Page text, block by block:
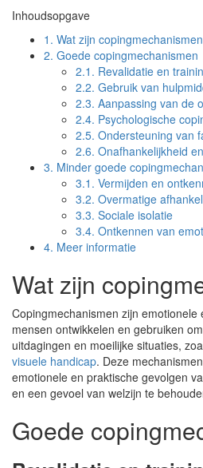
Inhoudsopgave
1. Wat zijn
2. Goede copingmechanismen
2.1. Revalidatie en
2.2. Gebruik van
2.3. Aanpassing van de
2.4. Psychologische
2.5. Ondersteuning van
2.6. Onafhankelijkheid
3. Minder goede
3.1. Vermijden en
3.2. Overmatige
3.3. Sociale isolatie
3.4. Ontkennen van
4. Meer informatie
Wat zijn
Copingmechanismen zijn
mensen ontwikkelen en gebruiken
uitdagingen en moeilijke situaties,
visuele handicap. Deze
emotionele en praktische gevolgen
en een gevoel van welzijn te
Goede